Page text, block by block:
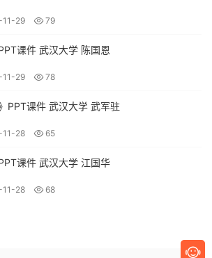
29 79
课件 武汉大学 陈国恩
29 78
PPT课件 武汉大学 武军驻
28 65
课件 武汉大学 江国华
28 68